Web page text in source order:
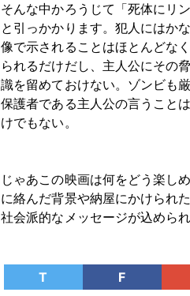
そんな中かろうじて「死体にリ
と引っかかります。犯人にはか
像で示されることはほとんどな
られるだけだし、主人公にその
識を留めておけない。ゾンビも
保護者である主人公の言うこと
けでもない。
じゃあこの映画は何をどう楽し
に絡んだ背景や納屋にかけられ
社会派的なメッセージが込めら
T F